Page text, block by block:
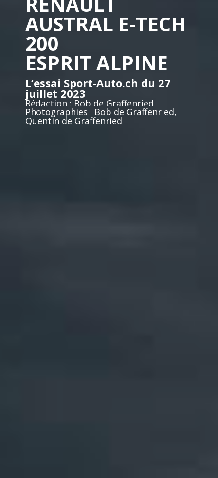
AUSTRAL E-TECH
200
ESPRIT ALPINE
L’essai Sport-Auto.ch du 27
juillet 2023
Rédaction : Bob de Graffenried
Photographies : Bob de Graffenried,
Quentin de Graffenried